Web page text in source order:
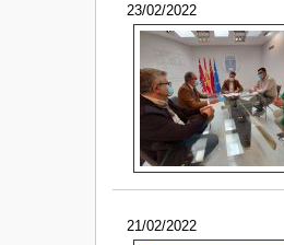
23/02/2022
21/02/2022